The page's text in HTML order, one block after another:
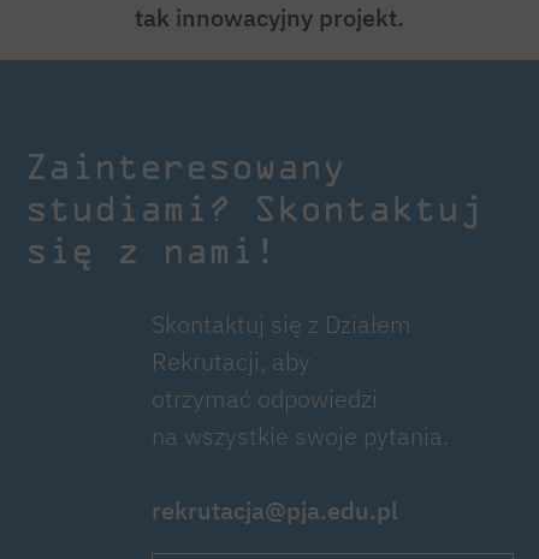
tak innowacyjny projekt.
Zainteresowany
studiami? Skontaktuj
się z nami!
Skontaktuj się z Działem
Rekrutacji, aby
otrzymać odpowiedzi
na wszystkie swoje pytania.
rekrutacja@pja.edu.pl